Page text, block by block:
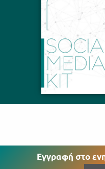
Εγγραφή στο